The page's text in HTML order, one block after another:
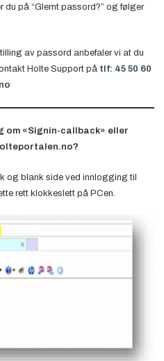
på “Glemt passord?” og følger
av passord anbefaler vi at du
Holte Support på tlf: 45 50 60
om «Signin-callback» eller
og blank side ved innlogging til
rett klokkeslett på PCen.